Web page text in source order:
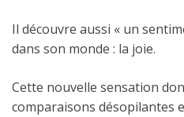
Il découvre aussi « un
dans son monde : la joie.
Cette nouvelle sensation
comparaisons désopilantes